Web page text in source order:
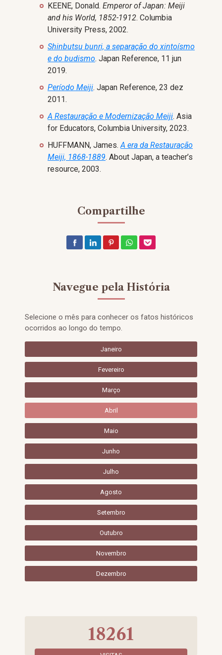
18261
KEENE, Donald. Emperor of Japan: Meiji
and his World, 1852-1912. Columbia
University Press, 2002.
Shinbutsu bunri, a separação do xintoísmo
e do budismo. Japan Reference, 11 jun
2019.
Período Meiji. Japan Reference, 23 dez
2011.
A Restauração e Modernização Meiji. Asia
for Educators, Columbia University, 2023.
HUFFMANN, James.A era da Restauração
Meiji, 1868-1889. About Japan, a teacher’s
resource, 2003.
Compartilhe
Navegue pela História
Selecione o mês para conhecer os fatos históricos
ocorridos ao longo do tempo.
Janeiro
Fevereiro
Março
Abril
Maio
Junho
Julho
Agosto
Setembro
Outubro
Novembro
Dezembro